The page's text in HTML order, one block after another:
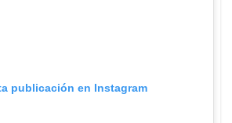
publicación en Instagram